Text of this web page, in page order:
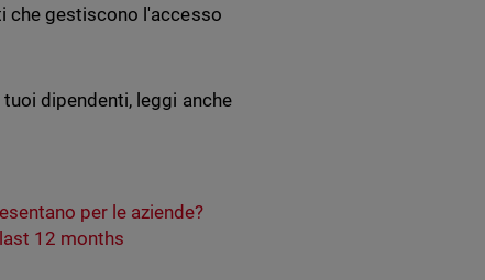
che gestiscono l'accesso
dipendenti, leggi anche
per le aziende?
12 months